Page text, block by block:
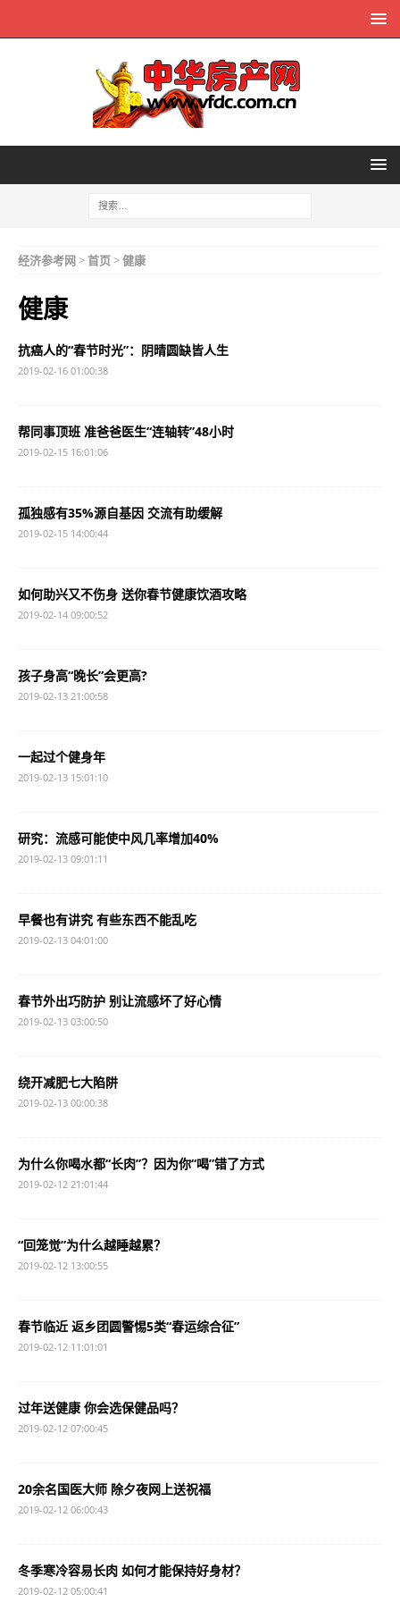
经济参考网>首页>健康
健康
抗癌人的“春节时光”：阴晴圆缺皆人生
2019-02-16 01:00:38
帮同事顶班 准爸爸医生“连轴转”48小时
2019-02-15 16:01:06
孤独感有35%源自基因 交流有助缓解
2019-02-15 14:00:44
如何助兴又不伤身 送你春节健康饮酒攻略
2019-02-14 09:00:52
孩子身高“晚长”会更高?
2019-02-13 21:00:58
一起过个健身年
2019-02-13 15:01:10
研究：流感可能使中风几率增加40%
2019-02-13 09:01:11
早餐也有讲究 有些东西不能乱吃
2019-02-13 04:01:00
春节外出巧防护 别让流感坏了好心情
2019-02-13 03:00:50
绕开减肥七大陷阱
2019-02-13 00:00:38
为什么你喝水都“长肉”？因为你“喝”错了方式
2019-02-12 21:01:44
“回笼觉”为什么越睡越累？
2019-02-12 13:00:55
春节临近 返乡团圆警惕5类“春运综合征”
2019-02-12 11:01:01
过年送健康 你会选保健品吗？
2019-02-12 07:00:45
20余名国医大师 除夕夜网上送祝福
2019-02-12 06:00:43
冬季寒冷容易长肉 如何才能保持好身材？
2019-02-12 05:00:41